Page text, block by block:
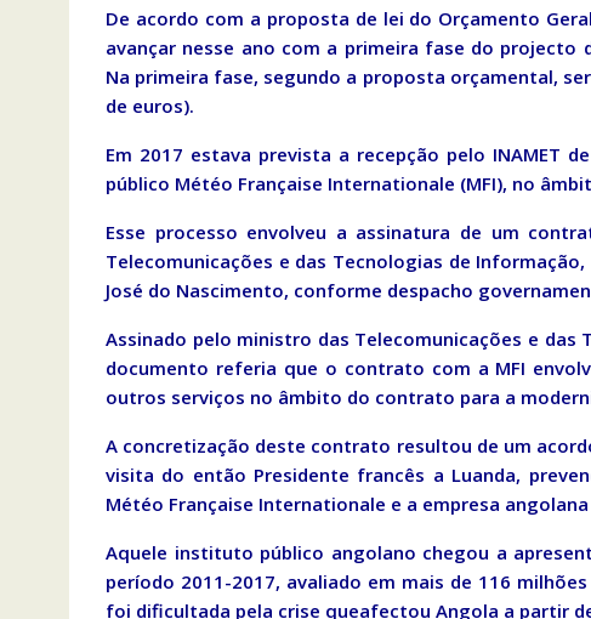
De acordo com a proposta de lei do Orçamento
avançar nesse ano com a primeira fase do projecto
Na primeira fase, segundo a proposta orçamental,
de euros).
Em 2017 estava prevista a recepção pelo
público Météo Française Internationale (MFI), no
Esse processo envolveu a assinatura de um
Telecomunicações e das Tecnologias de
José do Nascimento, conforme despacho
Assinado pelo ministro das Telecomunicações e das
documento referia que o contrato com a MFI
outros serviços no âmbito do contrato para a
A concretização deste contrato resultou de um
visita do então Presidente francês a Luanda,
Météo Française Internationale e a empresa angolana
Aquele instituto público angolano chegou a
período 2011-2017, avaliado em mais de 116
foi dificultada pela crise queafectou Angola a partir